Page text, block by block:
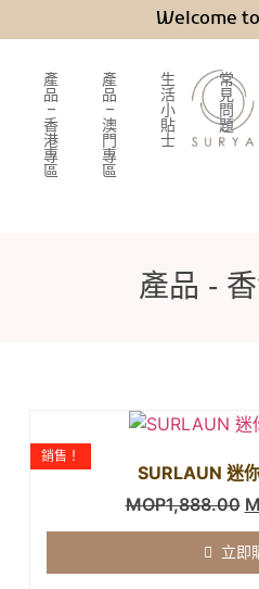
Welcome to
產
品
–
香
港
專
區
產
品
–
澳
門
專
區
生
活
小
貼
士
常
見
問
題
產品 -
SURLAUN 迷
銷售！
MOP1,888.00
立即